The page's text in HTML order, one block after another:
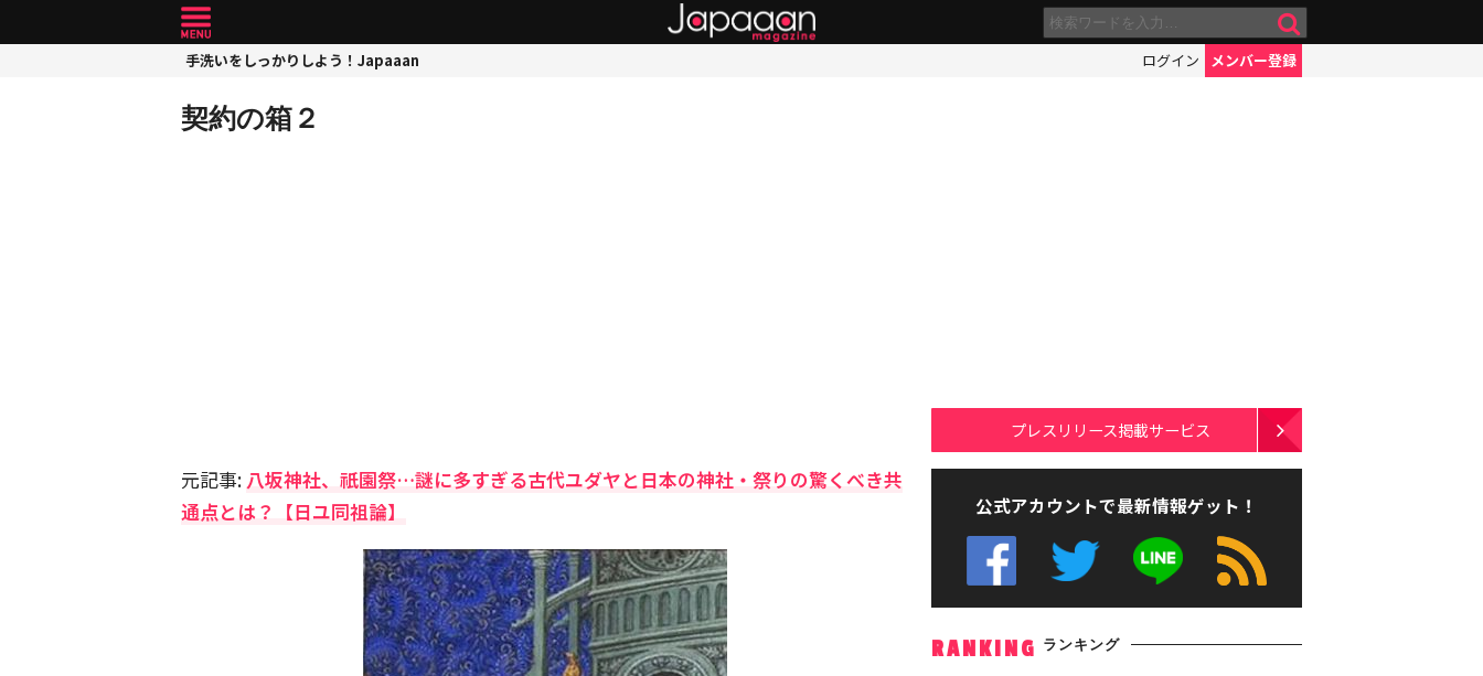
手洗いをしっかりしよう！Japaaan ログイン メンバー登録
契約の箱２
元記事: 八坂神社、祇園祭…謎に多すぎる古代ユダヤと日本の神社・祭りの驚くべき共
通点とは？【日ユ同祖論】
プレスリリース掲載サービス
公式アカウントで最新情報ゲット！
RANKING ランキング